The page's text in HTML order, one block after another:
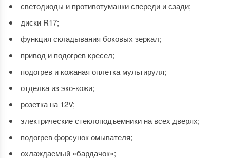
светодиоды и противотуманки спереди и сзади;
диски R17;
функция складывания боковых зеркал;
привод и подогрев кресел;
подогрев и кожаная оплетка мультируля;
отделка из эко-кожи;
розетка на 12V;
электрические стеклоподъемники на всех дверях;
подогрев форсунок омывателя;
охлаждаемый «бардачок»;